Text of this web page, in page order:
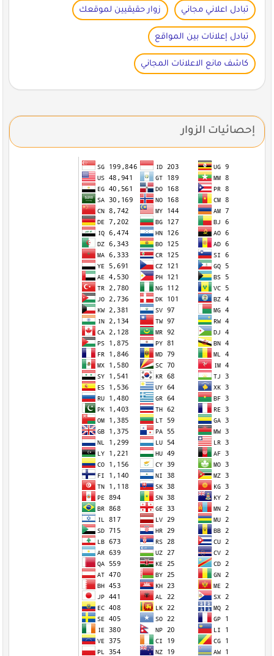
تبادل اعلاني مجاني زوار حقيقيين لموقعك
تبادل إعلانات بين المواقع
كاشف مانع الاعلانات المجاني
إحصائيات الزوار